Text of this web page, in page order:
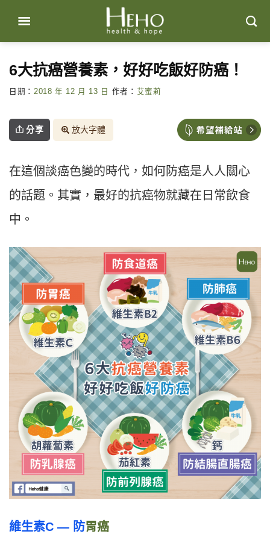
content
6大抗癌營養素，好好吃飯好防癌！
日期： 2018 年 12 月 13 日 作者： 艾蜜莉
分享 放大字體
在這個談癌色變的時代，如何防癌是人人關心
的話題。其實，最好的抗癌物就藏在日常飲食
中。
維生素C — 防胃癌